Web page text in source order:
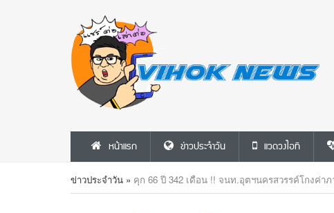
หน้าแรก ข่าวประจำวัน แวดวงไอที
ข่าวประจำวัน » คุก 66 ปี 342 เดือน !! จนท.อุตฯนครสวรรค์โกงค่า